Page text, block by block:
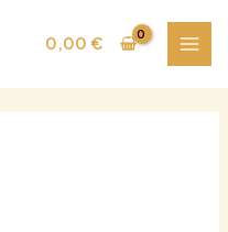
0,00 €